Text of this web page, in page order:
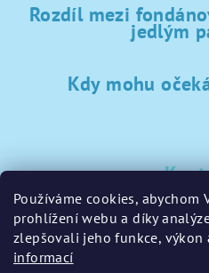
Používáme cookies,
prohlížení webu a díky
zlepšovali jeho funkce,
informací
Rozdíl mezi
jedlým
Kdy mohu
sklad@sladke-potreby.cz
+420 797728283